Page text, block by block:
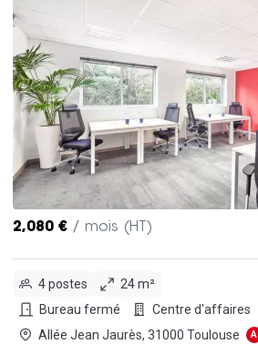
2,080 € / mois (HT)
4 postes
24 m²
Bureau fermé
Centre d'affaires
Allée Jean Jaurès, 31000 Toulouse
A